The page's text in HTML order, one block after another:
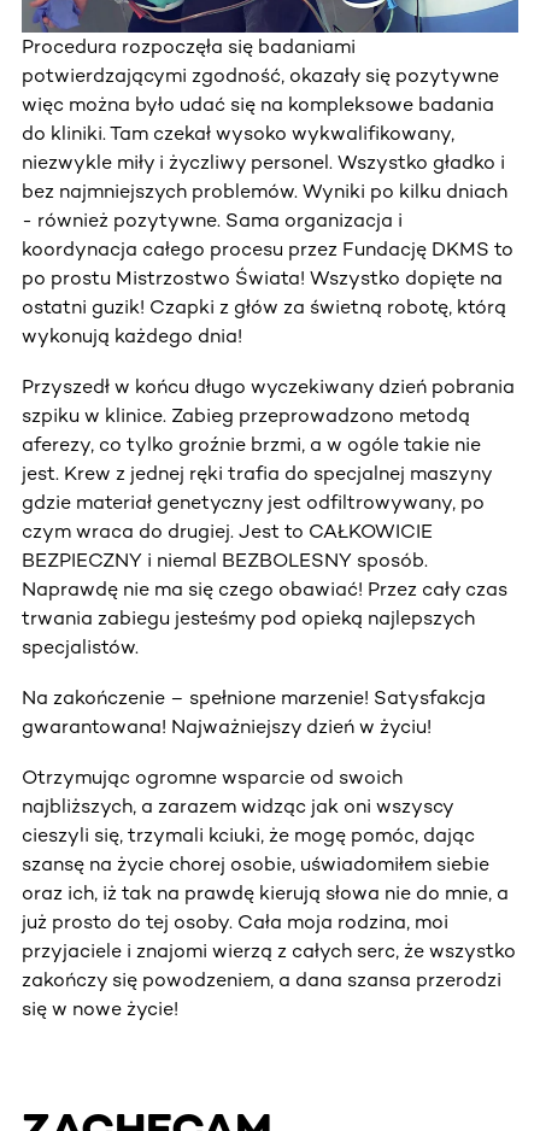
Procedura rozpoczęła się badaniami
potwierdzającymi zgodność, okazały się pozytywne
więc można było udać się na kompleksowe badania
do kliniki. Tam czekał wysoko wykwalifikowany,
niezwykle miły i życzliwy personel. Wszystko gładko i
bez najmniejszych problemów. Wyniki po kilku dniach
- również pozytywne. Sama organizacja i
koordynacja całego procesu przez Fundację DKMS to
po prostu Mistrzostwo Świata! Wszystko dopięte na
ostatni guzik! Czapki z głów za świetną robotę, którą
wykonują każdego dnia!
Przyszedł w końcu długo wyczekiwany dzień pobrania
szpiku w klinice. Zabieg przeprowadzono metodą
aferezy, co tylko groźnie brzmi, a w ogóle takie nie
jest. Krew z jednej ręki trafia do specjalnej maszyny
gdzie materiał genetyczny jest odfiltrowywany, po
czym wraca do drugiej. Jest to CAŁKOWICIE
BEZPIECZNY i niemal BEZBOLESNY sposób.
Naprawdę nie ma się czego obawiać! Przez cały czas
trwania zabiegu jesteśmy pod opieką najlepszych
specjalistów.
Na zakończenie – spełnione marzenie! Satysfakcja
gwarantowana! Najważniejszy dzień w życiu!
Otrzymując ogromne wsparcie od swoich
najbliższych, a zarazem widząc jak oni wszyscy
cieszyli się, trzymali kciuki, że mogę pomóc, dając
szansę na życie chorej osobie, uświadomiłem siebie
oraz ich, iż tak na prawdę kierują słowa nie do mnie, a
już prosto do tej osoby. Cała moja rodzina, moi
przyjaciele i znajomi wierzą z całych serc, że wszystko
zakończy się powodzeniem, a dana szansa przerodzi
się w nowe życie!